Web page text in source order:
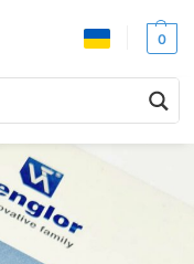
0
Відбивний датчик з придушенням заднього фону Wenglor, HD11PC3, Новий